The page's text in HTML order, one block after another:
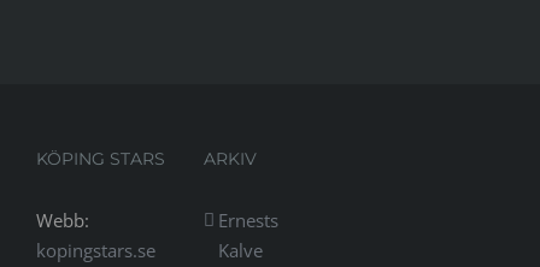
KÖPING STARS
Webb:
kopingstars.se
ARKIV
Ernests
Kalve